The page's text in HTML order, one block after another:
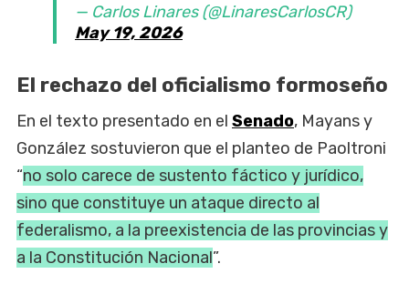
— Carlos Linares (@LinaresCarlosCR)
May 19, 2026
El rechazo del oficialismo formoseño
En el texto presentado en el Senado, Mayans y
González sostuvieron que el planteo de Paoltroni
“no solo carece de sustento fáctico y jurídico,
sino que constituye un ataque directo al
federalismo, a la preexistencia de las provincias y
a la Constitución Nacional”.